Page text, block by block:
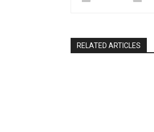
RELATED ARTICLES